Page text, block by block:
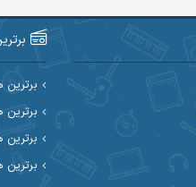
برترین
برترین
برترین